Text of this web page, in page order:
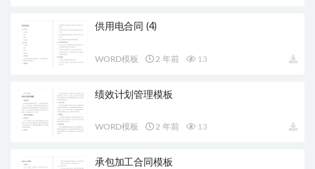
供用电合同 (4)
WORD模板 2 年前 13
绩效计划管理模板
WORD模板 2 年前 13
承包加工合同模板